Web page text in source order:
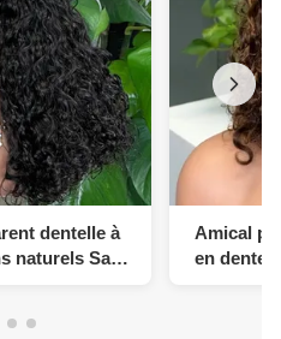
dentelle à
naturels Sans
Amical
en